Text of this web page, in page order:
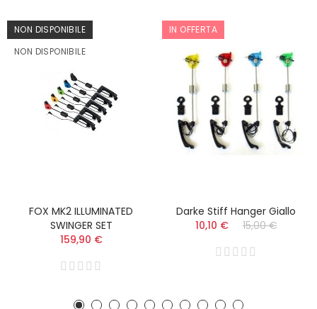
NON DISPONIBILE
NON DISPONIBILE
FOX MK2 ILLUMINATED
SWINGER SET
159,90 €
IN OFFERTA
Darke Stiff Hanger Giallo
10,10 €
15,00 €